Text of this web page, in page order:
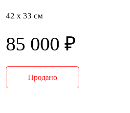
42 x 33 см
85 000 ₽
Продано